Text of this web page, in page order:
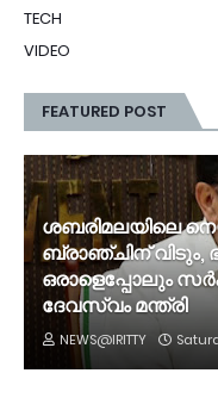
TECH
VIDEO
FEATURED POST
ശബരിമലയിലെ
ബ്രാഞ്ചിന് വിടും,
ഒരാളെപ്പോലും
ദേവസ്വം മന്ത്രി
NEWS@IRITTY